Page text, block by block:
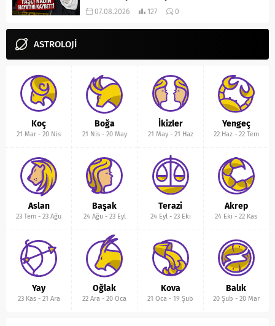
07.08.2026 127 0
ASTROLOJİ
Koç
21 Mar -20 Nis
Boğa
21 Nis- 20 May
İkizler
21 May- 21 Haz
Yengeç
22 Haz- 22 Tem
Aslan
23 Tem -23 Ağu
Başak
24 Ağu- 23 Eyl
Terazi
24 Eyl- 23 Eki
Akrep
24 Eki -22 Kas
Yay
23 Kas- 21 Ara
Oğlak
22 Ara -20 Oca
Kova
21 Oca -19 Şub
Balık
20 Şub - 20 Mar